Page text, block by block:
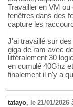
Travailler en VM
fenêtres dans des
capture les
J'ai travaillé sur
giga de ram avec
littéralement 30
en cumulé 40Ghz
finalement il n'y a
tatayo, le 21/01/2026